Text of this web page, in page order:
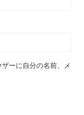
ーに自分の名前、メ